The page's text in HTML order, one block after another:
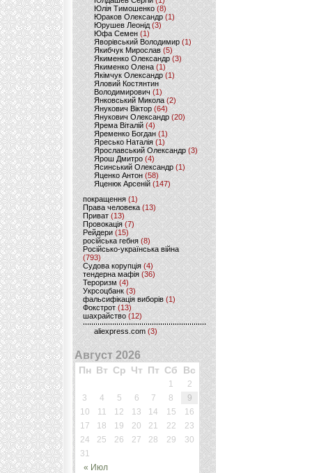
Юлія Тимошенко (8)
Юраков Олександр (1)
Юрушев Леонід (3)
Юфа Семен (1)
Яворівський Володимир (1)
Якибчук Мирослав (5)
Якименко Олександр (3)
Якименко Олена(1)
Якімчук Олександр (1)
Яловий Костянтин
Володимирович (1)
Янковський Микола(2)
Янукович Віктор (64)
Янукович Олександр(20)
Ярема Віталій(4)
Яременко Богдан(1)
Яресько Наталія(1)
Ярославський Олександр (3)
Ярош Дмитро (4)
Ясинський Олександр (1)
Яценко Антон(58)
Яценюк Арсеній (147)
покращення (1)
Права человека(13)
Приват (13)
Провокація (7)
Рейдери (15)
російська гебня (8)
Російсько-українська війна
(793)
Судова корупція (4)
тендерна мафія (36)
Тероризм (4)
Укрсоцбанк (3)
фальсифікація виборів (1)
Фокстрот(13)
шахрайство (12)
aliexpress.com (3)
Август 2026
Пн Вт Ср Чт Пт Сб Вс
« Июл
1
2
3
4 5 6 7 8
9
10
11 12 13 14 15
16
17
18 19 20 21 22
23
24
25 26 27 28 29
30
31